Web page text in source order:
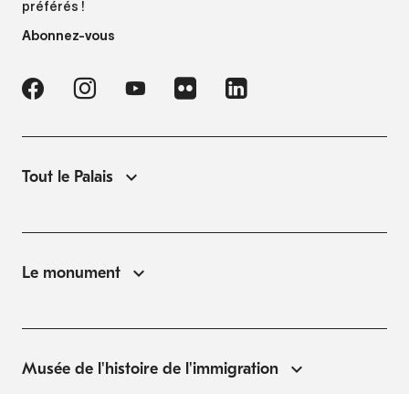
préférés !
Abonnez-vous
Tout le Palais
Le monument
Musée de l'histoire de l'immigration